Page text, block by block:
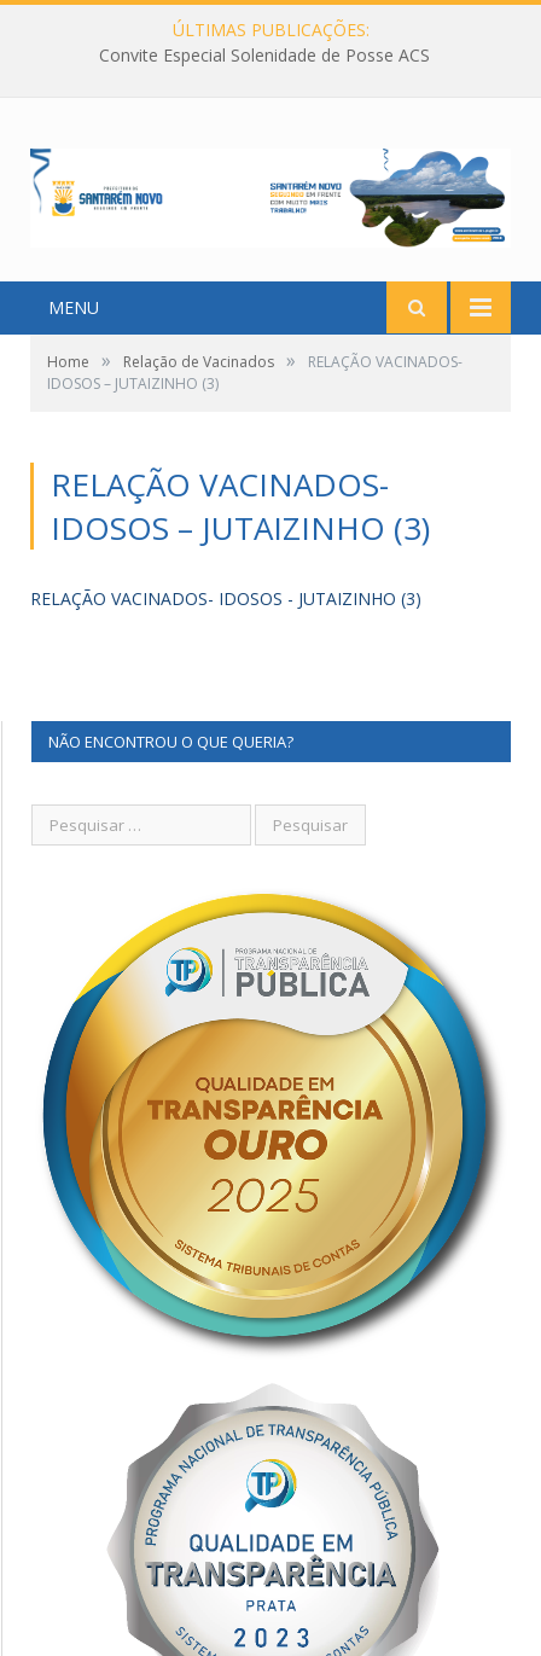
ÚLTIMAS PUBLICAÇÕES:
Convite Especial Solenidade de Posse ACS
MENU
Home » Relação de Vacinados »
RELAÇÃO VACINADOS-
IDOSOS – JUTAIZINHO (3)
RELAÇÃO VACINADOS-
IDOSOS – JUTAIZINHO (3)
RELAÇÃO VACINADOS- IDOSOS - JUTAIZINHO (3)
NÃO ENCONTROU O QUE QUERIA?